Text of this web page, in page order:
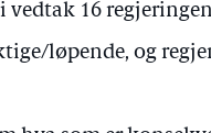
16
løpende, og